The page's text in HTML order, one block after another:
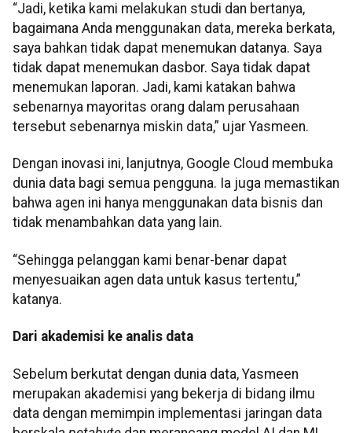
“Jadi, ketika kami melakukan studi dan bertanya,
bagaimana Anda menggunakan data, mereka berkata,
saya bahkan tidak dapat menemukan datanya. Saya
tidak dapat menemukan dasbor. Saya tidak dapat
menemukan laporan. Jadi, kami katakan bahwa
sebenarnya mayoritas orang dalam perusahaan
tersebut sebenarnya miskin data,” ujar Yasmeen.
Dengan inovasi ini, lanjutnya, Google Cloud membuka
dunia data bagi semua pengguna. Ia juga memastikan
bahwa agen ini hanya menggunakan data bisnis dan
tidak menambahkan data yang lain.
“Sehingga pelanggan kami benar-benar dapat
menyesuaikan agen data untuk kasus tertentu,”
katanya.
Dari akademisi ke analis data
Sebelum berkutat dengan dunia data, Yasmeen
merupakan akademisi yang bekerja di bidang ilmu
data dengan memimpin implementasi jaringan data